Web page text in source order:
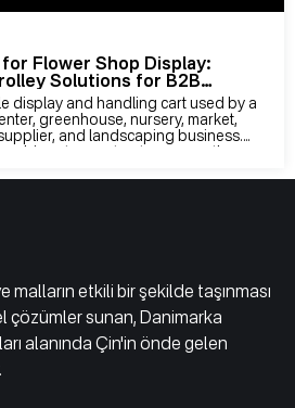
Flower Shop Display:
Solutions for B2B
display and handling cart used by a
greenhouse, nursery, market,
and landscaping business.
strong structure, smooth
buyers improve display,
malların etkili bir şekilde taşınması
çözümler sunan, Danimarka
alanında Çin'in önde gelen